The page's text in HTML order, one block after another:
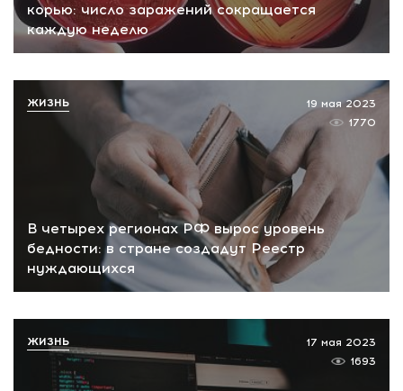
корью: число заражений сокращается
каждую неделю
В четырех регионах РФ вырос уровень
бедности: в стране создадут Реестр
нуждающихся
19 мая 2023
1770
ЖИЗНЬ
17 мая 2023
1693
ЖИЗНЬ